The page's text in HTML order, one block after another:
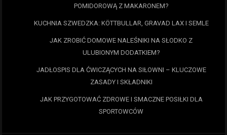
POMIDOROWĄ Z MAKARONEM?
KUCHNIA SZWEDZKA: KÖTTBULLAR, GRAVAD LAX I SEMLE
JAK ZROBIĆ DOMOWE NALEŚNIKI NA SŁODKO Z
ULUBIONYM DODATKIEM?
JADŁOSPIS DLA ĆWICZĄCYCH NA SIŁOWNI – KLUCZOWE
ZASADY I SKŁADNIKI
JAK PRZYGOTOWAĆ ZDROWE I SMACZNE POSIŁKI DLA
SPORTOWCÓW